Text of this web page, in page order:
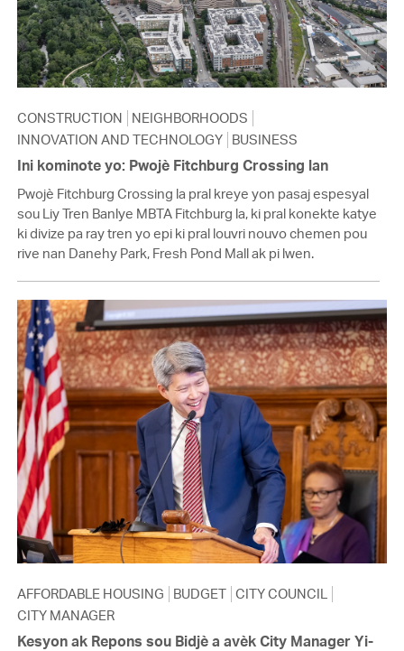
CONSTRUCTION
NEIGHBORHOODS
INNOVATION AND TECHNOLOGY BUSINESS
Ini kominote yo: Pwojè Fitchburg Crossing lan
Pwojè Fitchburg Crossing la pral kreye yon pasaj espesyal
sou Liy Tren Banlye MBTA Fitchburg la, ki pral konekte katye
ki divize pa ray tren yo epi ki pral louvri nouvo chemen pou
rive nan Danehy Park, Fresh Pond Mall ak pi lwen.
AFFORDABLE HOUSING BUDGET CITY COUNCIL
CITY MANAGER
Kesyon ak Repons sou Bidjè a avèk City Manager Yi-